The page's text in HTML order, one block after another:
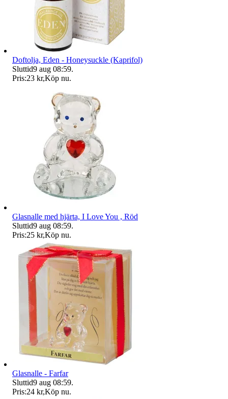
Doftolja, Eden - Honeysuckle (Kaprifol)
Sluttid9 aug 08:59.
Pris:23 kr,Köp nu.
Glasnalle med hjärta, I Love You , Röd
Sluttid9 aug 08:59.
Pris:25 kr,Köp nu.
Glasnalle - Farfar
Sluttid9 aug 08:59.
Pris:24 kr,Köp nu.